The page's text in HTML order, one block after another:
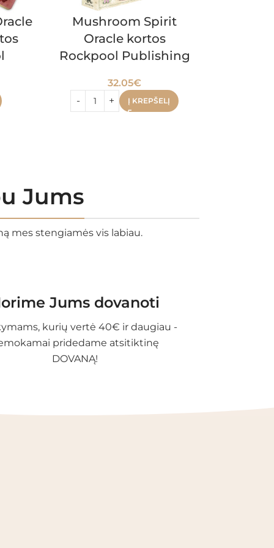
Mushroom Spirit
Oracle kortos
Rockpool Publishing
32.05€
Į KREPŠELĮ
Jums
mes stengiamės vis labiau.
Jums dovanoti
kurių vertė 40€ ir daugiau -
pridedame atsitiktinę
DOVANĄ!